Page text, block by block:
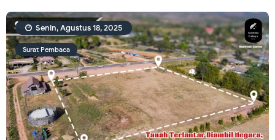
Surat Pembaca
Senin, Agustus 18, 2025